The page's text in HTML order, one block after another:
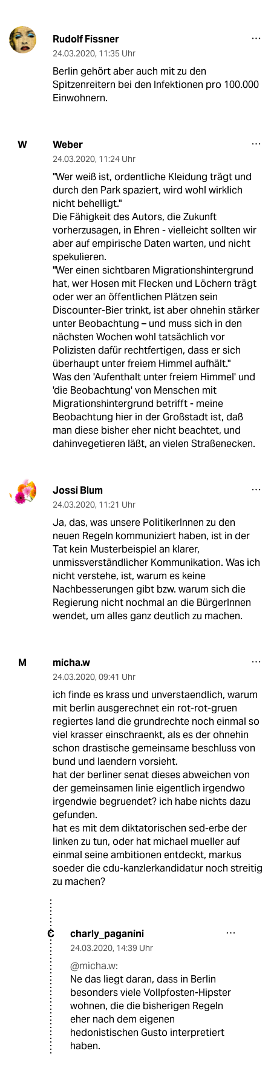
Rudolf Fissner
24.03.2020, 11:35 Uhr
Berlin gehört aber auch mit zu den
Spitzenreitern bei den Infektionen pro 100.000
Einwohnern.
W Weber
24.03.2020, 11:24 Uhr
"Wer weiß ist, ordentliche Kleidung trägt und
durch den Park spaziert, wird wohl wirklich
nicht behelligt."
Die Fähigkeit des Autors, die Zukunft
vorherzusagen, in Ehren - vielleicht sollten wir
aber auf empirische Daten warten, und nicht
spekulieren.
"Wer einen sichtbaren Migrationshintergrund
hat, wer Hosen mit Flecken und Löchern trägt
oder wer an öffentlichen Plätzen sein
Discounter-Bier trinkt, ist aber ohnehin stärker
unter Beobachtung – und muss sich in den
nächsten Wochen wohl tatsächlich vor
Polizisten dafür rechtfertigen, dass er sich
überhaupt unter freiem Himmel aufhält."
Was den 'Aufenthalt unter freiem Himmel' und
'die Beobachtung' von Menschen mit
Migrationshintergrund betrifft - meine
Beobachtung hier in der Großstadt ist, daß
man diese bisher eher nicht beachtet, und
dahinvegetieren läßt, an vielen Straßenecken.
Jossi Blum
24.03.2020, 11:21 Uhr
Ja, das, was unsere PolitikerInnen zu den
neuen Regeln kommuniziert haben, ist in der
Tat kein Musterbeispiel an klarer,
unmissverständlicher Kommunikation. Was ich
nicht verstehe, ist, warum es keine
Nachbesserungen gibt bzw. warum sich die
Regierung nicht nochmal an die BürgerInnen
wendet, um alles ganz deutlich zu machen.
M micha.w
24.03.2020, 09:41 Uhr
ich finde es krass und unverstaendlich, warum
mit berlin ausgerechnet ein rot-rot-gruen
regiertes land die grundrechte noch einmal so
viel krasser einschraenkt, als es der ohnehin
schon drastische gemeinsame beschluss von
bund und laendern vorsieht.
hat der berliner senat dieses abweichen von
der gemeinsamen linie eigentlich irgendwo
irgendwie begruendet? ich habe nichts dazu
gefunden.
hat es mit dem diktatorischen sed-erbe der
linken zu tun, oder hat michael mueller auf
einmal seine ambitionen entdeckt, markus
soeder die cdu-kanzlerkandidatur noch streitig
zu machen?
C charly_paganini
24.03.2020, 14:39 Uhr
@micha.w:
Ne das liegt daran, dass in Berlin
besonders viele Vollpfosten-Hipster
wohnen, die die bisherigen Regeln
eher nach dem eigenen
hedonistischen Gusto interpretiert
haben.